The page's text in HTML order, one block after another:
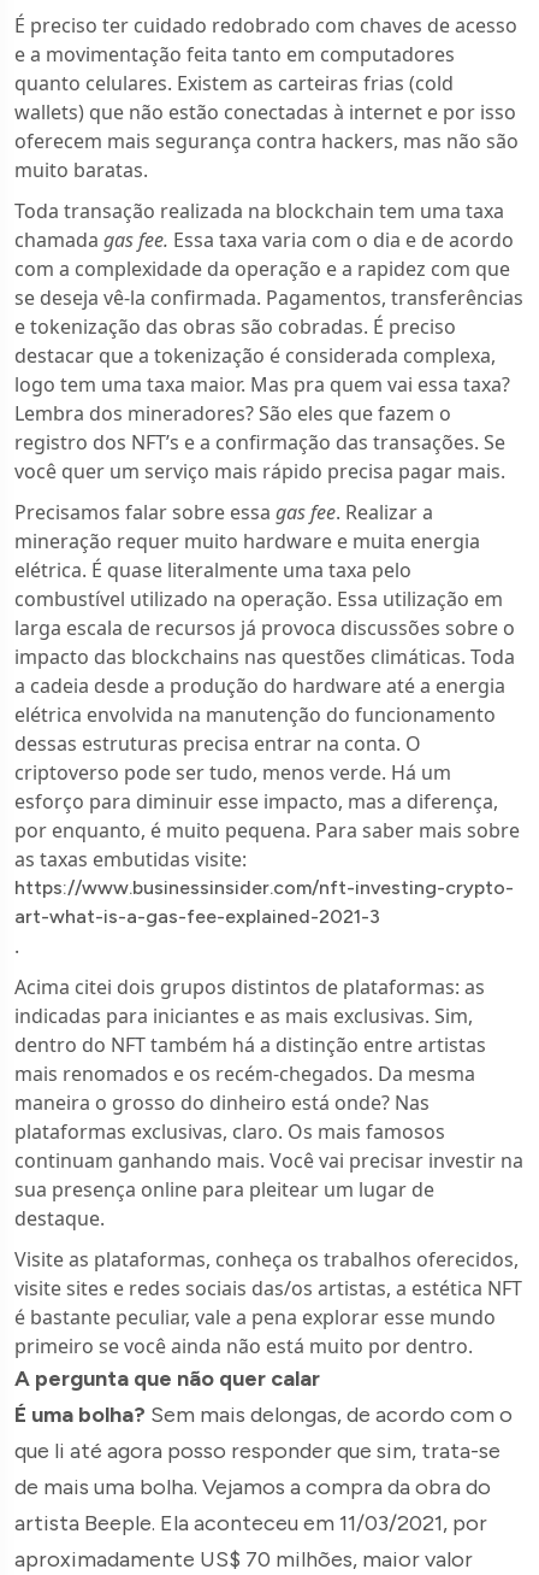
É preciso ter cuidado redobrado com chaves de acesso
e a movimentação feita tanto em computadores
quanto celulares. Existem as carteiras frias (cold
wallets) que não estão conectadas à internet e por isso
oferecem mais segurança contra hackers, mas não são
muito baratas.
Toda transação realizada na blockchain tem uma taxa
chamada gas fee. Essa taxa varia com o dia e de acordo
com a complexidade da operação e a rapidez com que
se deseja vê-la confirmada. Pagamentos, transferências
e tokenização das obras são cobradas. É preciso
destacar que a tokenização é considerada complexa,
logo tem uma taxa maior. Mas pra quem vai essa taxa?
Lembra dos mineradores? São eles que fazem o
registro dos NFT’s e a confirmação das transações. Se
você quer um serviço mais rápido precisa pagar mais.
Precisamos falar sobre essa gas fee. Realizar a
mineração requer muito hardware e muita energia
elétrica. É quase literalmente uma taxa pelo
combustível utilizado na operação. Essa utilização em
larga escala de recursos já provoca discussões sobre o
impacto das blockchains nas questões climáticas. Toda
a cadeia desde a produção do hardware até a energia
elétrica envolvida na manutenção do funcionamento
dessas estruturas precisa entrar na conta. O
criptoverso pode ser tudo, menos verde. Há um
esforço para diminuir esse impacto, mas a diferença,
por enquanto, é muito pequena. Para saber mais sobre
as taxas embutidas visite:
https://www.businessinsider.com/nft-investing-crypto-
art-what-is-a-gas-fee-explained-2021-3
.
Acima citei dois grupos distintos de plataformas: as
indicadas para iniciantes e as mais exclusivas. Sim,
dentro do NFT também há a distinção entre artistas
mais renomados e os recém-chegados. Da mesma
maneira o grosso do dinheiro está onde? Nas
plataformas exclusivas, claro. Os mais famosos
continuam ganhando mais. Você vai precisar investir na
sua presença online para pleitear um lugar de
destaque.
Visite as plataformas, conheça os trabalhos oferecidos,
visite sites e redes sociais das/os artistas, a estética NFT
é bastante peculiar, vale a pena explorar esse mundo
primeiro se você ainda não está muito por dentro.
A pergunta que não quer calar
É uma bolha? Sem mais delongas, de acordo com o
que li até agora posso responder que sim, trata-se
de mais uma bolha. Vejamos a compra da obra do
artista Beeple. Ela aconteceu em 11/03/2021, por
aproximadamente US$ 70 milhões, maior valor